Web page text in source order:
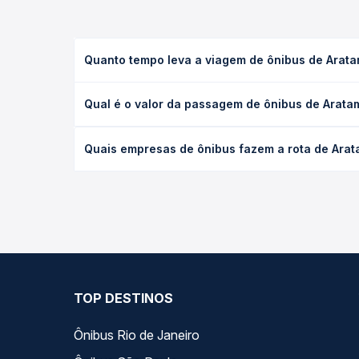
Quanto tempo leva a viagem de ônibus de
as condições de tráfego. Na Quero Passagem
Qual é o valor da passagem de ônibus de
antecedência da compra. Na Quero Passagem
Quais empresas de ônibus fazem a rota de
TOP DESTINOS
Ônibus Rio de Janeiro